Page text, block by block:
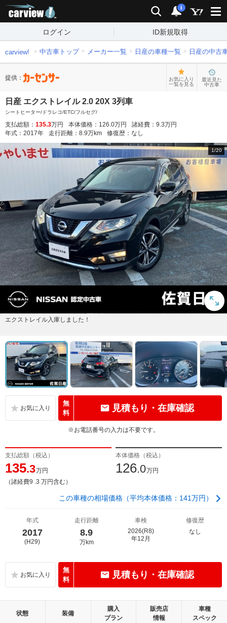
検索 通知
i
ログイン ID新規取得
carview! 中古車トップ メーカー一覧 日産の車種一覧 日産の中古
提供：
お気に入り
一覧を見る
最近見た
中古車
日産 エクストレイル 2.0 20X 3列車
シートヒーター/ドラレコ/ETC/フルセグ/
支払総額： 135.3万円 本体価格： 126.0万円 諸経費： 9.3万円
年式： 2017年 走行距離： 8.9万km 修復歴： なし
1/20
エクストレイル入庫しました！
無
料
見積もり・在庫確認
※お電話番号の入力は不要です。
支払総額（税込）
135.3万円
（諸経費9 .3 万円含む）
本体価格（税込）
126.0万円
この車種の相場価格（平均本体価格：141万円）
年式
2017
(H29)
走行距離
8.9
万km
車検
2026(R8)
年12月
修復歴
なし
無
料
見積もり・在庫確認
状態 装備
購入
プラン
販売店
情報
車種
スペック